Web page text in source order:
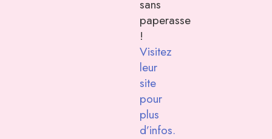
sans
paperasse
!
Visitez
leur
site
pour
plus
d’infos.